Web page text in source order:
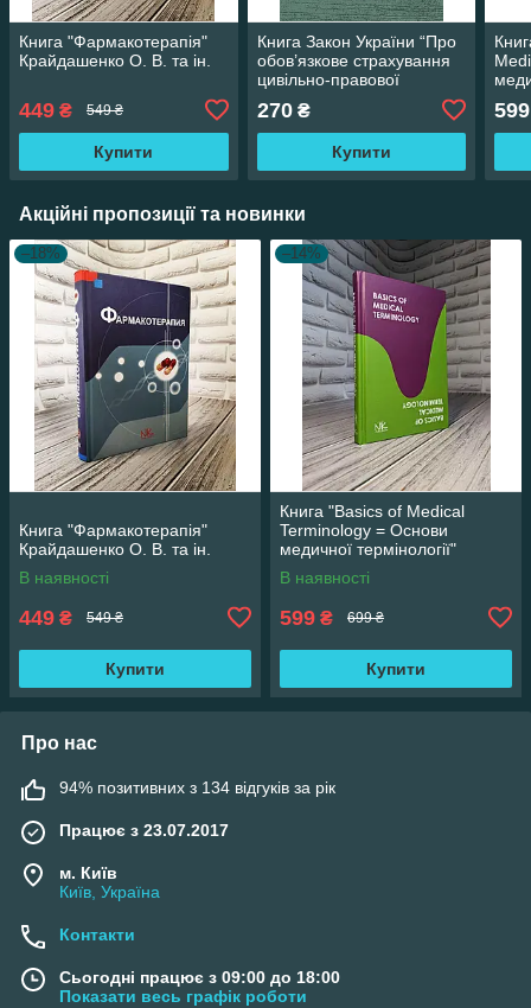
Книга "Фармакотерапія"
Крайдашенко О. В. та ін.
449 ₴ 549 ₴
Купити
Книга Закон України “Про
обов’язкове страхування
цивільно-правової
відповідальності власників
н" Паливода А.В.
270₴
Купити
599
Акційні пропозиції та новинки
–18%
Книга "Фармакотерапія"
Крайдашенко О. В. та ін.
В наявності
449 ₴ 549 ₴
Купити
–14%
Книга "Basics of Medical
Terminology = Основи
медичної термінології"
Содомора П. А. та ін.
В наявності
599 ₴ 699 ₴
Купити
Про нас
94% позитивних з 134 відгуків за рік
Працює з 23.07.2017
м. Київ
Київ, Україна
Контакти
Сьогодні працює з 09:00 до 18:00
Показати весь графік роботи